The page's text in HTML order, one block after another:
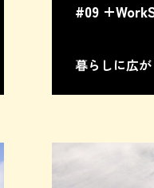
#09
暮らしに広